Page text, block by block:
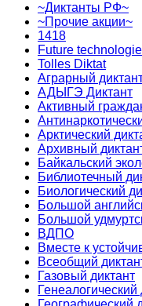
~Диктанты РФ~
~Прочие акции~
1418
Future
Tolles Diktat
Аграрный
АДЫГЭ Диктант
Активный
Арктический
Архивный
Байкальский
Библиотечный
Биологический
Большой
Большой
ВДПО
Вместе к
Всеобщий
Газовый диктант
Генеалогический